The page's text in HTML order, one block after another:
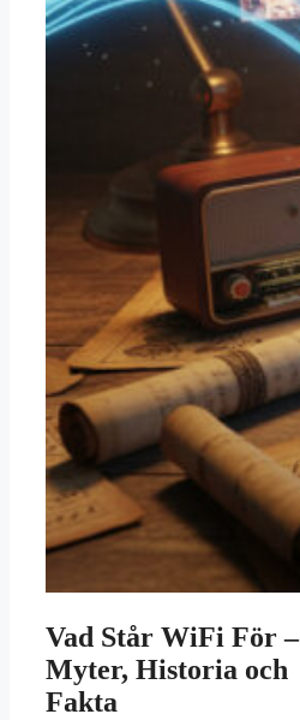
Vad Står WiFi För –
Myter, Historia och
Fakta